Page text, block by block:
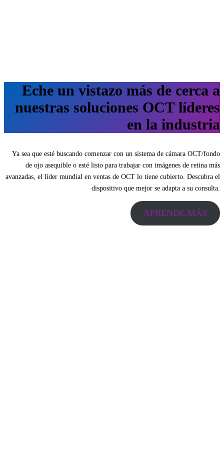
Eche un vistazo más de cerca a
nuestras soluciones OCT líderes
en la industria
Ya sea que esté buscando comenzar con un sistema de cámara OCT/fondo
de ojo asequible o esté listo para trabajar con imágenes de retina más
avanzadas, el líder mundial en ventas de OCT lo tiene cubierto. Descubra el
dispositivo que mejor se adapta a su consulta.
APRENDE MÁS